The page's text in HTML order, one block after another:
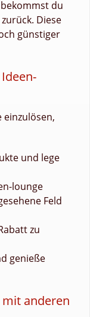
du
Diese
günstiger
einzulösen,
und lege
lounge
Feld
zu
genieße
anderen